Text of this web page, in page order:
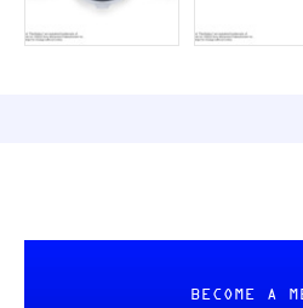
BECOME A